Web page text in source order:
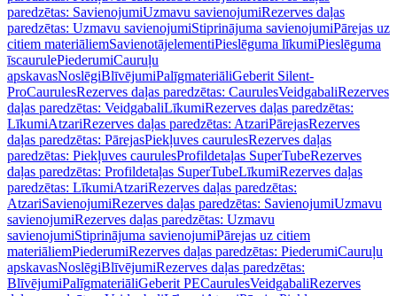
paredzētas: SavienojumiUzmavu savienojumiRezerves daļas
paredzētas: Uzmavu savienojumiStiprinājuma savienojumiPārejas uz
citiem materiāliemSavienotājelementiPieslēguma līkumiPieslēguma
īscaurulePiederumiCauruļu
apskavasNoslēgiBlīvējumiPalīgmateriāliGeberit Silent-
ProCaurulesRezerves daļas paredzētas: CaurulesVeidgabaliRezerves
daļas paredzētas: VeidgabaliLīkumiRezerves daļas paredzētas:
LīkumiAtzariRezerves daļas paredzētas: AtzariPārejasRezerves
daļas paredzētas: PārejasPiekļuves caurulesRezerves daļas
paredzētas: Piekļuves caurulesProfildetaļas SuperTubeRezerves
daļas paredzētas: Profildetaļas SuperTubeLīkumiRezerves daļas
paredzētas: LīkumiAtzariRezerves daļas paredzētas:
AtzariSavienojumiRezerves daļas paredzētas: SavienojumiUzmavu
savienojumiRezerves daļas paredzētas: Uzmavu
savienojumiStiprinājuma savienojumiPārejas uz citiem
materiāliemPiederumiRezerves daļas paredzētas: PiederumiCauruļu
apskavasNoslēgiBlīvējumiRezerves daļas paredzētas:
BlīvējumiPalīgmateriāliGeberit PECaurulesVeidgabaliRezerves